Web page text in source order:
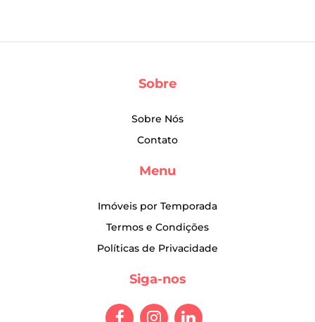
Sobre
Sobre Nós
Contato
Menu
Imóveis por Temporada
Termos e Condições
Políticas de Privacidade
Siga-nos